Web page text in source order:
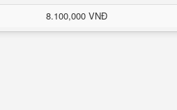
8.100,000 VNĐ